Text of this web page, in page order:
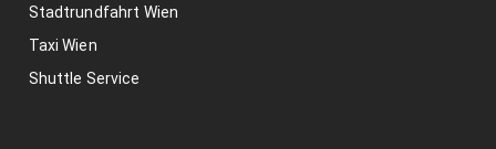
Stadtrundfahrt Wien
Taxi Wien
Shuttle Service